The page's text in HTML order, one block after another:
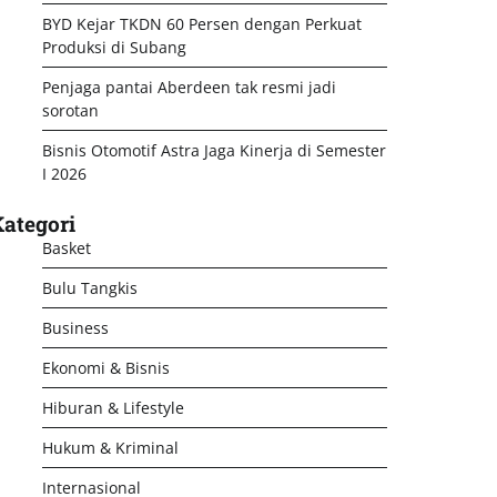
BYD Kejar TKDN 60 Persen dengan Perkuat
Produksi di Subang
Penjaga pantai Aberdeen tak resmi jadi
sorotan
Bisnis Otomotif Astra Jaga Kinerja di Semester
I 2026
Basket
Bulu Tangkis
Business
Ekonomi & Bisnis
Hiburan & Lifestyle
Hukum & Kriminal
Internasional